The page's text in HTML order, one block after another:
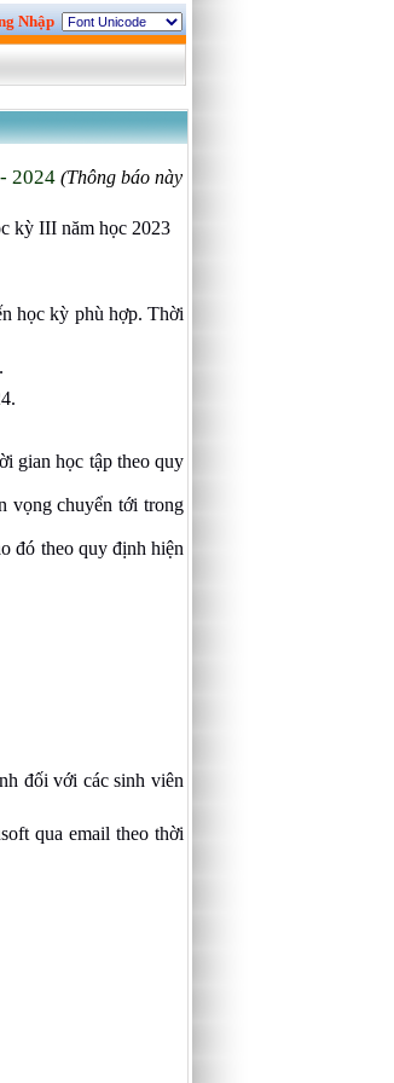
Nhập
2024 (Thông báo này
kỳ III năm học 2023
học kỳ phù hợp. Thời
gian học tập theo quy
vọng chuyển tới trong
đó theo quy định hiện
đối với các sinh viên
qua email theo thời